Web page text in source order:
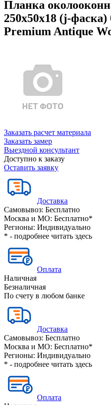
Планка
250х50х18 (j-
Premium Antique
Заказать расчет материала
Заказать замер
Выездной консультант
Доступно к заказу
Оставить заявку
Доставка
Самовывоз: Бесплатно
Москва и МО: Бесплатно*
Регионы: Индивидуально
* - подробнее читать здесь
Оплата
Наличная
Безналичная
По счету в любом банке
Доставка
Самовывоз: Бесплатно
Москва и МО: Бесплатно*
Регионы: Индивидуально
* - подробнее читать здесь
Оплата